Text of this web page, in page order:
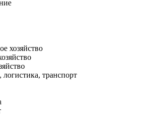
хозяйство
логистика, транспорт